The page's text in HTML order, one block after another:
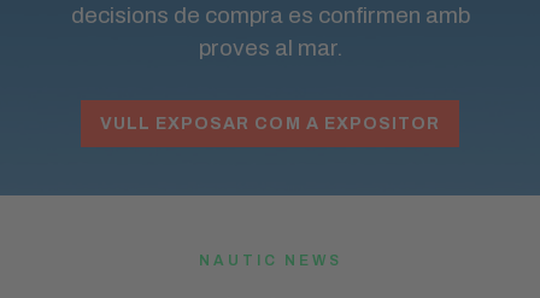
decisions de compra es confirmen amb
proves al mar.
VULL EXPOSAR COM A EXPOSITOR
NAUTIC NEWS